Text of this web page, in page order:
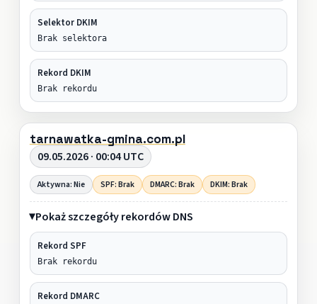
Selektor DKIM
Brak selektora
Rekord DKIM
Brak rekordu
tarnawatka-gmina.com.pl
09.05.2026 · 00:04 UTC
Aktywna: Nie SPF: Brak DMARC: Brak DKIM: Brak
Pokaż szczegóły rekordów DNS
Rekord SPF
Brak rekordu
Rekord DMARC